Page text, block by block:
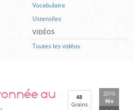
Vocabulaire
Ustensiles
VIDÉOS
Toutes les vidéos
au
48
Grains
2010
fév